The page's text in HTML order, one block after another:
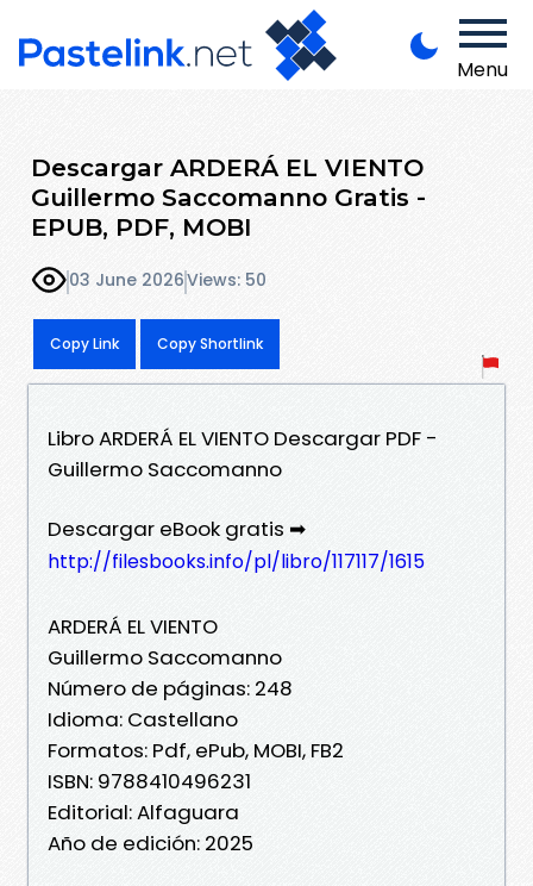
Menu
Descargar ARDERÁ EL VIENTO
Guillermo Saccomanno Gratis -
EPUB, PDF, MOBI
03 June 2026Views: 50
Copy Link Copy Shortlink
Libro ARDERÁ EL VIENTO Descargar PDF -
Guillermo Saccomanno
Descargar eBook gratis ➡
http://filesbooks.info/pl/libro/117117/1615
ARDERÁ EL VIENTO
Guillermo Saccomanno
Número de páginas: 248
Idioma: Castellano
Formatos: Pdf, ePub, MOBI, FB2
ISBN: 9788410496231
Editorial: Alfaguara
Año de edición: 2025